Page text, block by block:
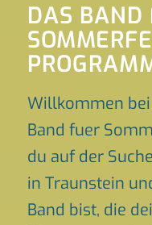
DAS BAND
Willkommen bei
Band fuer
du auf der
in Traunstein
Band bist, die